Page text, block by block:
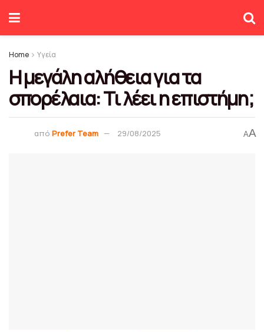
Home Υγεία
Η μεγάλη αλήθεια για τα
σπορέλαια: Τι λέει η επιστήμη;
από Prefer Team 29/08/2025 AA